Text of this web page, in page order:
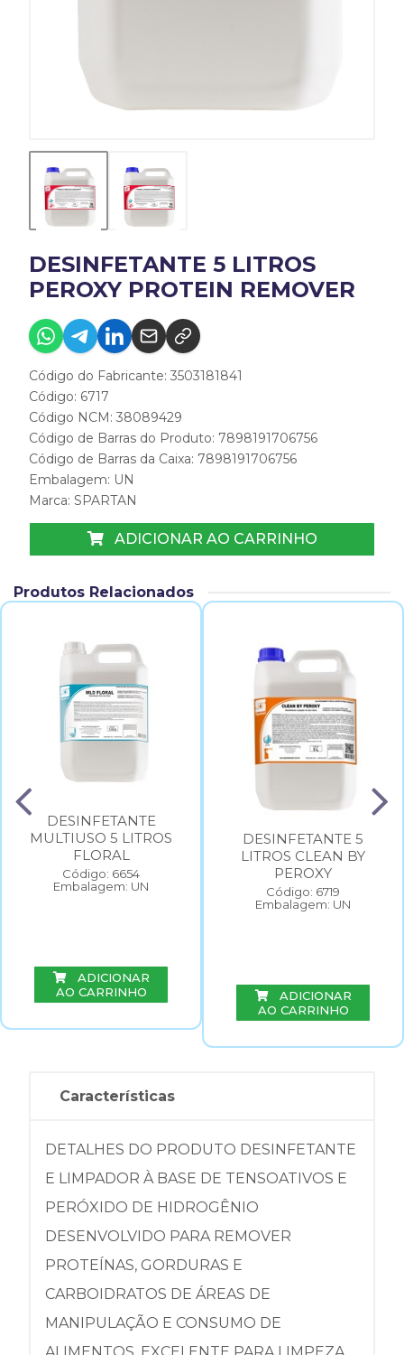
DESINFETANTE 5 LITROS
PEROXY PROTEIN REMOVER
Código do Fabricante: 3503181841
Código: 6717
Código NCM: 38089429
Código de Barras do Produto: 7898191706756
Código de Barras da Caixa: 7898191706756
Embalagem: UN
Marca: SPARTAN
ADICIONAR AO CARRINHO
Produtos Relacionados
DESINFETANTE
MULTIUSO 5 LITROS
FLORAL
Código: 6654
Embalagem: UN
ADICIONAR
AO CARRINHO
DESINFETANTE 5
LITROS CLEAN BY
PEROXY
Código: 6719
Embalagem: UN
ADICIONAR
AO CARRINHO
Características
DETALHES DO PRODUTO DESINFETANTE
E LIMPADOR À BASE DE TENSOATIVOS E
PERÓXIDO DE HIDROGÊNIO
DESENVOLVIDO PARA REMOVER
PROTEÍNAS, GORDURAS E
CARBOIDRATOS DE ÁREAS DE
MANIPULAÇÃO E CONSUMO DE